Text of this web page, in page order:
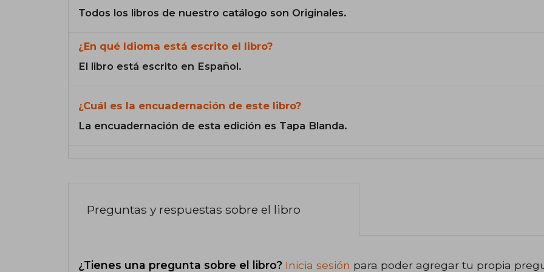
Todos los libros de nuestro catálogo son Originales.
¿En qué Idioma está escrito el libro?
El libro está escrito en Español.
¿Cuál es la encuadernación de este libro?
La encuadernación de esta edición es Tapa Blanda.
Preguntas y respuestas sobre el libro
¿Tienes una pregunta sobre el libro? Inicia sesión para poder agregar tu propia